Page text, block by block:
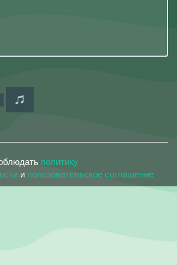
политику
и пользовательское соглашение